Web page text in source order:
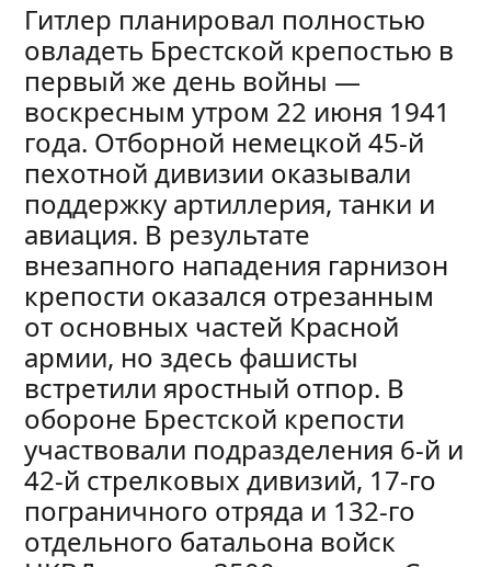
Гитлер планировал полностью
овладеть Брестской крепостью в
первый же день войны —
воскресным утром 22 июня 1941
года. Отборной немецкой 45-й
пехотной дивизии оказывали
поддержку артиллерия, танки и
авиация. В результате
внезапного нападения гарнизон
крепости оказался отрезанным
от основных частей Красной
армии, но здесь фашисты
встретили яростный отпор. В
обороне Брестской крепости
участвовали подразделения 6-й и
42-й стрелковых дивизий, 17-го
пограничного отряда и 132-го
отдельного батальона войск